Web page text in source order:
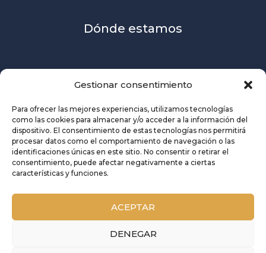
Gestionar consentimiento
Para ofrecer las mejores experiencias, utilizamos tecnologías
como las cookies para almacenar y/o acceder a la información del
dispositivo. El consentimiento de estas tecnologías nos permitirá
procesar datos como el comportamiento de navegación o las
identificaciones únicas en este sitio. No consentir o retirar el
consentimiento, puede afectar negativamente a ciertas
características y funciones.
ACEPTAR
DENEGAR
Dónde estamos